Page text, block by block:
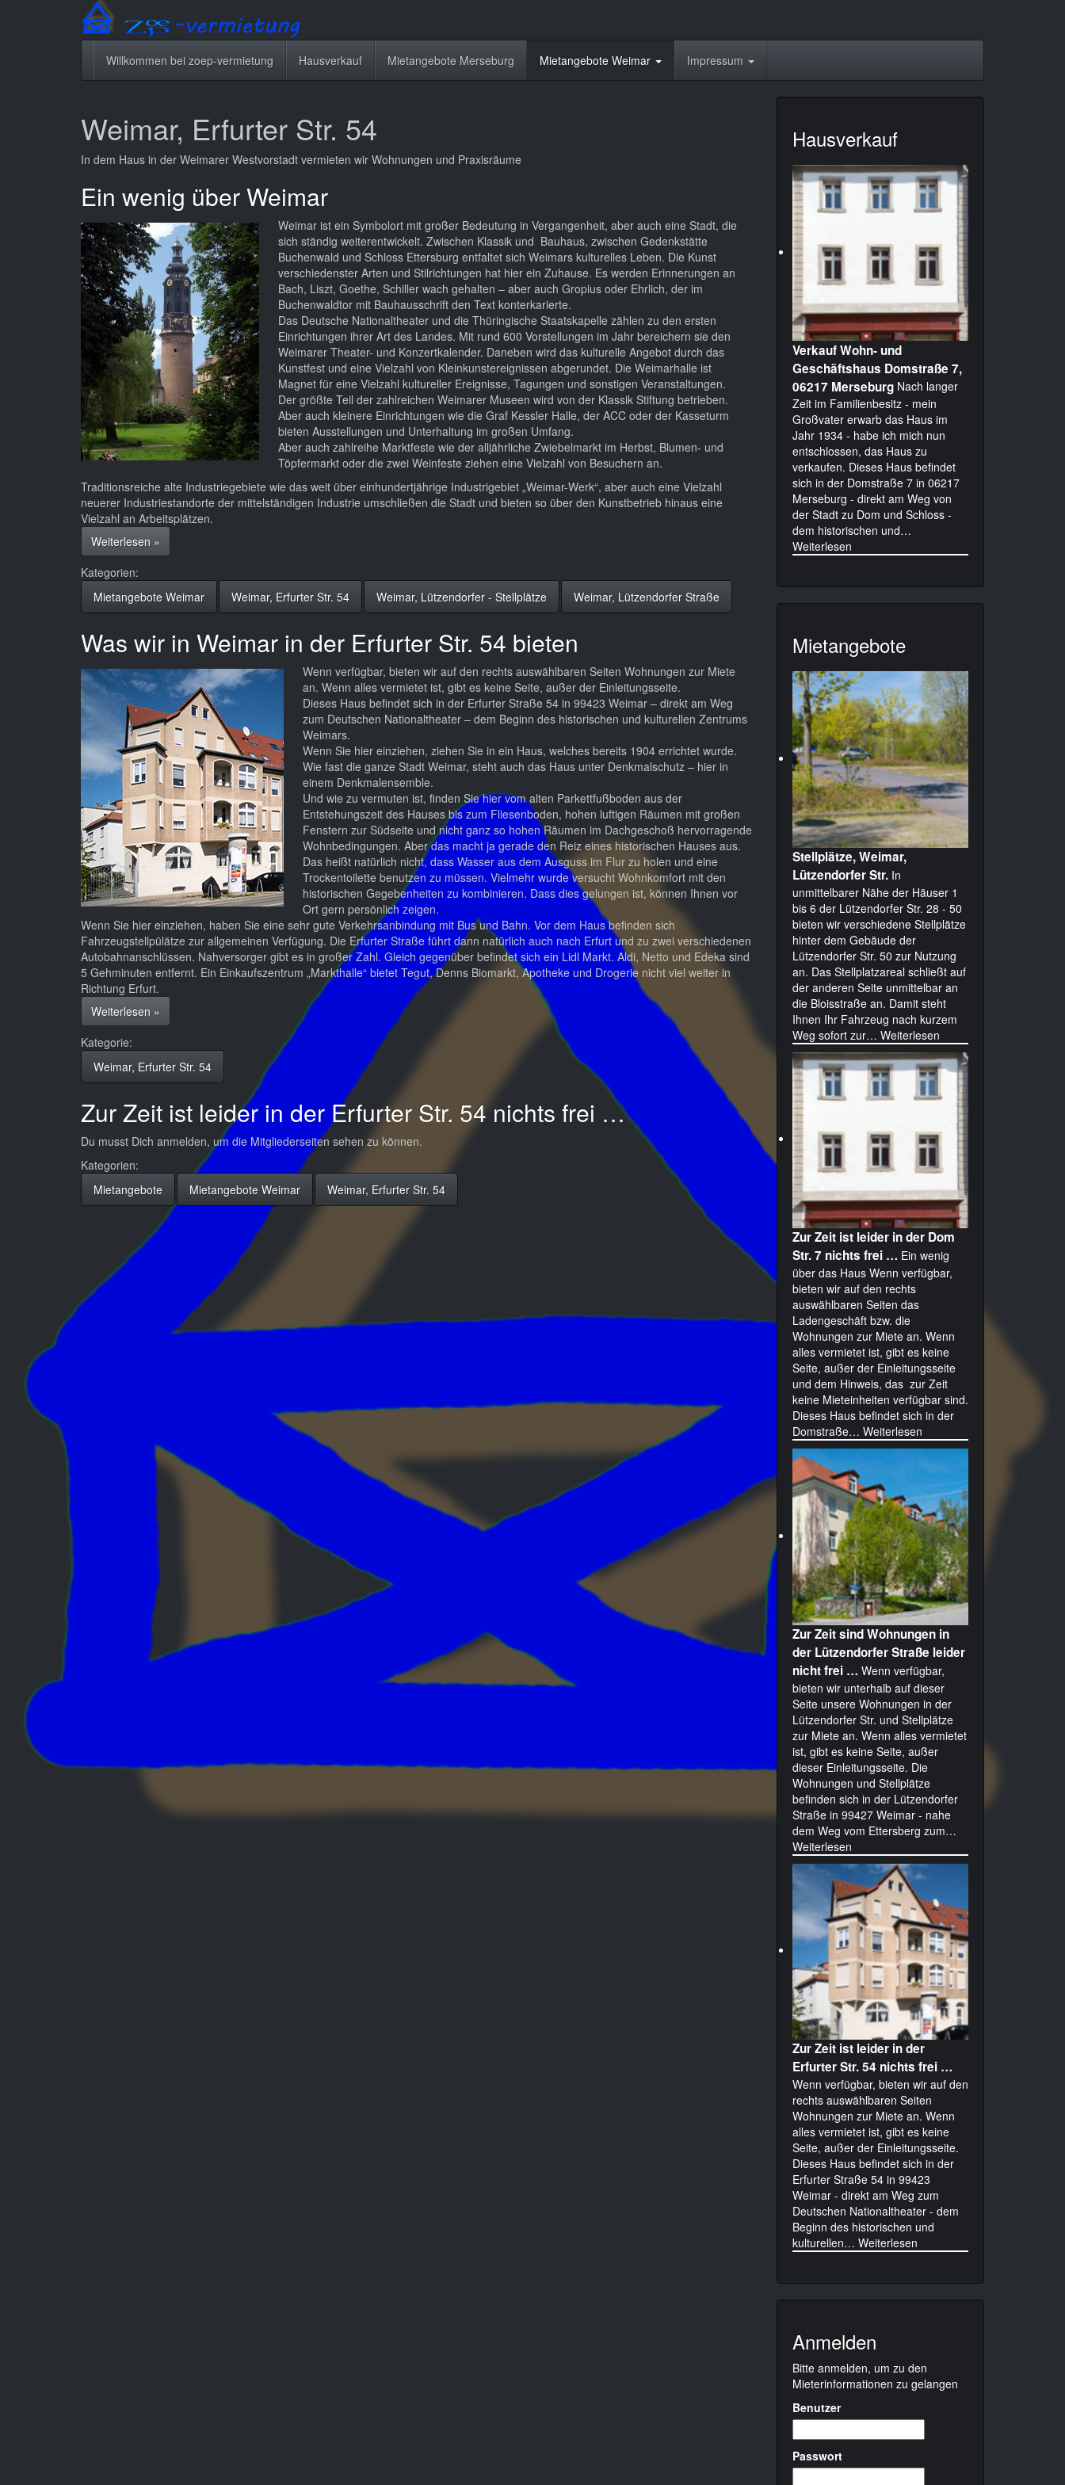
Willkommen bei zoep-vermietung
Hausverkauf Mietangebote Merseburg Mietangebote Weimar Impressum
Weimar, Erfurter Str. 54
In dem Haus in der Weimarer Westvorstadt vermieten wir Wohnungen und Praxisräume
Ein wenig über Weimar
Weimar ist ein Symbolort mit großer Bedeutung in Vergangenheit, aber auch eine Stadt, die
sich ständig weiterentwickelt. Zwischen Klassik und Bauhaus, zwischen Gedenkstätte
Buchenwald und Schloss Ettersburg entfaltet sich Weimars kulturelles Leben. Die Kunst
verschiedenster Arten und Stilrichtungen hat hier ein Zuhause. Es werden Erinnerungen an
Bach, Liszt, Goethe, Schiller wach gehalten – aber auch Gropius oder Ehrlich, der im
Buchenwaldtor mit Bauhausschrift den Text konterkarierte.
Das Deutsche Nationaltheater und die Thüringische Staatskapelle zählen zu den ersten
Einrichtungen ihrer Art des Landes. Mit rund 600 Vorstellungen im Jahr bereichern sie den
Weimarer Theater- und Konzertkalender. Daneben wird das kulturelle Angebot durch das
Kunstfest und eine Vielzahl von Kleinkunstereignissen abgerundet. Die Weimarhalle ist
Magnet für eine Vielzahl kultureller Ereignisse, Tagungen und sonstigen Veranstaltungen.
Der größte Teil der zahlreichen Weimarer Museen wird von der Klassik Stiftung betrieben.
Aber auch kleinere Einrichtungen wie die Graf Kessler Halle, der ACC oder der Kasseturm
bieten Ausstellungen und Unterhaltung im großen Umfang.
Aber auch zahlreihe Marktfeste wie der alljährliche Zwiebelmarkt im Herbst, Blumen- und
Töpfermarkt oder die zwei Weinfeste ziehen eine Vielzahl von Besuchern an.
Traditionsreiche alte Industriegebiete wie das weit über einhundertjährige Industrigebiet „Weimar-Werk“, aber auch eine Vielzahl
neuerer Industriestandorte der mittelständigen Industrie umschließen die Stadt und bieten so über den Kunstbetrieb hinaus eine
Vielzahl an Arbeitsplätzen.
Weiterlesen bei Ein wenig über Weimar
»
Kategorien:
Mietangebote Weimar
Weimar, Erfurter Str. 54 Weimar, Lützendorfer - Stellplätze Weimar, Lützendorfer Straße
Was wir in Weimar in der Erfurter Str. 54 bieten
Wenn verfügbar, bieten wir auf den rechts auswählbaren Seiten Wohnungen zur Miete
an. Wenn alles vermietet ist, gibt es keine Seite, außer der Einleitungsseite.
Dieses Haus befindet sich in der Erfurter Straße 54 in 99423 Weimar – direkt am Weg
zum Deutschen Nationaltheater – dem Beginn des historischen und kulturellen Zentrums
Weimars.
Wenn Sie hier einziehen, ziehen Sie in ein Haus, welches bereits 1904 errichtet wurde.
Wie fast die ganze Stadt Weimar, steht auch das Haus unter Denkmalschutz – hier in
einem Denkmalensemble.
Und wie zu vermuten ist, finden Sie hier vom alten Parkettfußboden aus der
Entstehungszeit des Hauses bis zum Fliesenboden, hohen luftigen Räumen mit großen
Fenstern zur Südseite und nicht ganz so hohen Räumen im Dachgeschoß hervorragende
Wohnbedingungen. Aber das macht ja gerade den Reiz eines historischen Hauses aus.
Das heißt natürlich nicht, dass Wasser aus dem Ausguss im Flur zu holen und eine
Trockentoilette benutzen zu müssen. Vielmehr wurde versucht Wohnkomfort mit den
historischen Gegebenheiten zu kombinieren. Dass dies gelungen ist, können Ihnen vor
Ort gern persönlich zeigen.
Wenn Sie hier einziehen, haben Sie eine sehr gute Verkehrsanbindung mit Bus und Bahn. Vor dem Haus befinden sich
Fahrzeugstellpülätze zur allgemeinen Verfügung. Die Erfurter Straße führt dann natürlich auch nach Erfurt und zu zwei verschiedenen
Autobahnanschlüssen. Nahversorger gibt es in großer Zahl. Gleich gegenüber befindet sich ein Lidl Markt. Aldi, Netto und Edeka sind
5 Gehminuten entfernt. Ein Einkaufszentrum „Markthalle“ bietet Tegut, Denns Biomarkt, Apotheke und Drogerie nicht viel weiter in
Richtung Erfurt.
Weiterlesen bei Was wir in Weimar in der Erfurter Str. 54 bieten
»
Kategorie:
Weimar, Erfurter Str. 54
Zur Zeit ist leider in der Erfurter Str. 54 nichts frei …
Du musst Dich anmelden, um die Mitgliederseiten sehen zu können.
Kategorien:
Mietangebote
Mietangebote Weimar Weimar, Erfurter Str. 54
Hausverkauf
Verkauf Wohn- und
Geschäftshaus Domstraße 7,
06217 Merseburg Nach langer
Zeit im Familienbesitz - mein
Großvater erwarb das Haus im
Jahr 1934 - habe ich mich nun
entschlossen, das Haus zu
verkaufen. Dieses Haus befindet
sich in der Domstraße 7 in 06217
Merseburg - direkt am Weg von
der Stadt zu Dom und Schloss -
dem historischen und…
Weiterlesen
Mietangebote
Stellplätze, Weimar,
Lützendorfer Str. In
unmittelbarer Nähe der Häuser 1
bis 6 der Lützendorfer Str. 28 - 50
bieten wir verschiedene Stellplätze
hinter dem Gebäude der
Lützendorfer Str. 50 zur Nutzung
an. Das Stellplatzareal schließt auf
der anderen Seite unmittelbar an
die Bloisstraße an. Damit steht
Ihnen Ihr Fahrzeug nach kurzem
Weg sofort zur… Weiterlesen
Zur Zeit ist leider in der Dom
Str. 7 nichts frei … Ein wenig
über das Haus Wenn verfügbar,
bieten wir auf den rechts
auswählbaren Seiten das
Ladengeschäft bzw. die
Wohnungen zur Miete an. Wenn
alles vermietet ist, gibt es keine
Seite, außer der Einleitungsseite
und dem Hinweis, das zur Zeit
keine Mieteinheiten verfügbar sind.
Dieses Haus befindet sich in der
Domstraße… Weiterlesen
Zur Zeit sind Wohnungen in
der Lützendorfer Straße leider
nicht frei … Wenn verfügbar,
bieten wir unterhalb auf dieser
Seite unsere Wohnungen in der
Lützendorfer Str. und Stellplätze
zur Miete an. Wenn alles vermietet
ist, gibt es keine Seite, außer
dieser Einleitungsseite. Die
Wohnungen und Stellplätze
befinden sich in der Lützendorfer
Straße in 99427 Weimar - nahe
dem Weg vom Ettersberg zum…
Weiterlesen
Zur Zeit ist leider in der
Erfurter Str. 54 nichts frei …
Wenn verfügbar, bieten wir auf den
rechts auswählbaren Seiten
Wohnungen zur Miete an. Wenn
alles vermietet ist, gibt es keine
Seite, außer der Einleitungsseite.
Dieses Haus befindet sich in der
Erfurter Straße 54 in 99423
Weimar - direkt am Weg zum
Deutschen Nationaltheater - dem
Beginn des historischen und
kulturellen… Weiterlesen
Anmelden
Bitte anmelden, um zu den
Mieterinformationen zu gelangen
Benutzer
Passwort